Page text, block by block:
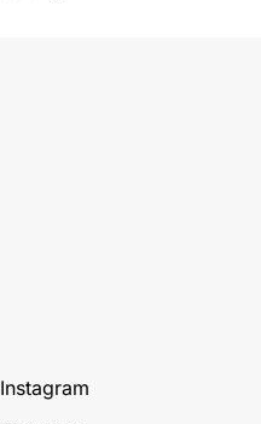
Instagram